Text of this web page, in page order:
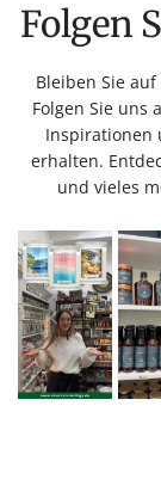
Folgen
Bleiben Sie
Folgen Sie uns
Inspirationen
erhalten.
und vieles